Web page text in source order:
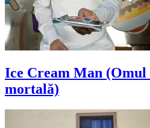
Ice Cream Man (Omul
mortală)